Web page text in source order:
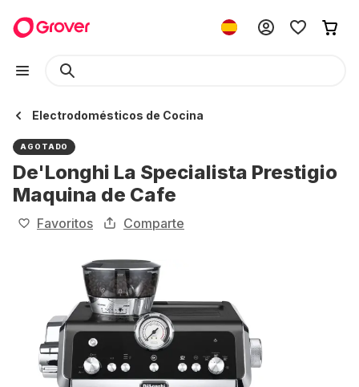
Electrodomésticos de Cocina
AGOTADO
De'Longhi La Specialista Prestigio
Maquina de Cafe
Favoritos Comparte